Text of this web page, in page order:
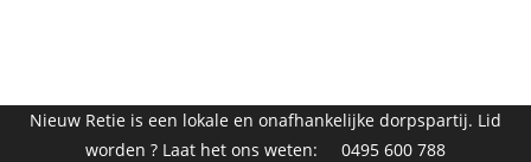
Nieuw Retie is een lokale en onafhankelijke dorpspartij. Lid
worden ? Laat het ons weten: 0495 600 788